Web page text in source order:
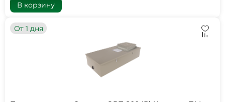
В корзину
От 1 дня